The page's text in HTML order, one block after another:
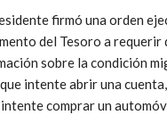
firmó una orden
del Tesoro a requerir
sobre la condición
intente abrir una
comprar un